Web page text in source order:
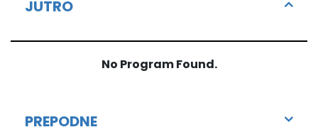
JUTRO
No Program Found.
PREPODNE